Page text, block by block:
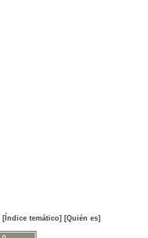
[Índice temático] [Quién es]